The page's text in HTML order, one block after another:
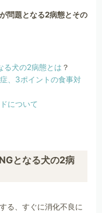
問題となる2病態とその
る犬の2病態とは ？
、3ポイントの食事対
について
となる犬の2病
る、すぐに消化不良に